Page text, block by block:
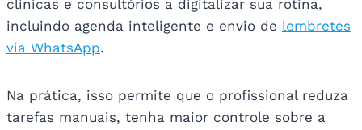
clínicas e consultórios a digitalizar sua rotina,
incluindo agenda inteligente e envio de lembretes
via WhatsApp.
Na prática, isso permite que o profissional reduza
tarefas manuais, tenha maior controle sobre a